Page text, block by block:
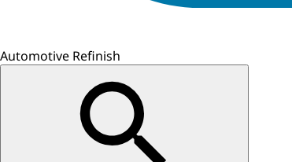
Automotive Refinish